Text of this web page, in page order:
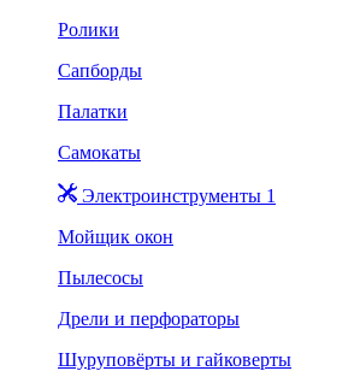
Ролики
Сапборды
Палатки
Самокаты
Электроинструменты 1
Мойщик окон
Пылесосы
Дрели и перфораторы
Шуруповёрты и гайковерты